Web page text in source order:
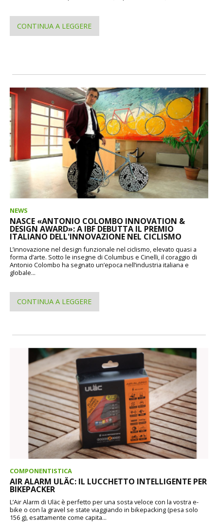
CONTINUA A LEGGERE
NEWS
NASCE «ANTONIO COLOMBO INNOVATION &
DESIGN AWARD»: A IBF DEBUTTA IL PREMIO
ITALIANO DELL'INNOVAZIONE NEL CICLISMO
L’innovazione nel design funzionale nel ciclismo, elevato quasi a
forma d’arte. Sotto le insegne di Columbus e Cinelli, il coraggio di
Antonio Colombo ha segnato un’epoca nell’industria italiana e
globale...
CONTINUA A LEGGERE
COMPONENTISTICA
AIR ALARM ULÄC: IL LUCCHETTO INTELLIGENTE PER
BIKEPACKER
L’Air Alarm di Uläc è perfetto per una sosta veloce con la vostra e-
bike o con la gravel se state viaggiando in bikepacking (pesa solo
156 g), esattamente come capita...